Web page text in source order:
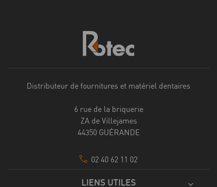
Distributeur de fournitures et matériel dentaires
6 rue de la briquerie
ZA de Villejames
44350 GUÉRANDE
02 40 62 11 02
LIENS UTILES